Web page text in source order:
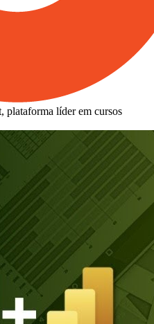
plataforma líder em cursos